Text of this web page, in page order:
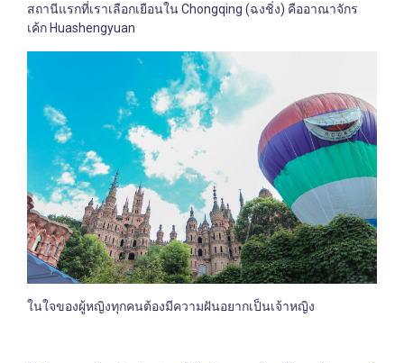
สถานีแรกที่เราเลือกเยือนใน Chongqing (ฉงชิ่ง) คืออาณาจักร
เค้ก Huashengyuan
ในใจของผู้หญิงทุกคนต้องมีความฝันอยากเป็นเจ้าหญิง